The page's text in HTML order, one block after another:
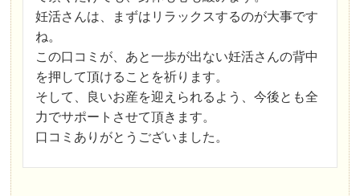
妊活さんは、まずはリラックスするのが大事です
ね。
この口コミが、あと一歩が出ない妊活さんの背中
を押して頂けることを祈ります。
そして、良いお産を迎えられるよう、今後とも全
力でサポートさせて頂きます。
口コミありがとうございました。